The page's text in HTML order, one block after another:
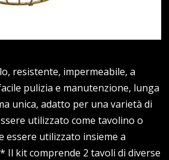
resistente, impermeabile, a
pulizia e manutenzione, lunga
unica, adatto per una varietà di
utilizzato come tavolino o
essere utilizzato insieme a
Il kit comprende 2 tavoli di diverse